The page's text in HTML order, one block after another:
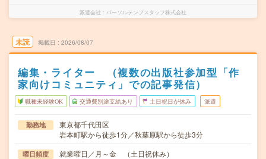
派遣会社 パーソルテンプスタッフ株式会社
未読 掲載日 2026/08/07
編集・ライター （複数の出版社参加型「作
家向けコミュニティ」での記事発信）
職種未経験OK 交通費別途支給あり 土日祝日が休み 派遣
勤務地
東京都千代田区
岩本町駅から徒歩1分／秋葉原駅から徒歩3分
曜日頻度 就業曜日／月～金 （土日祝休み）